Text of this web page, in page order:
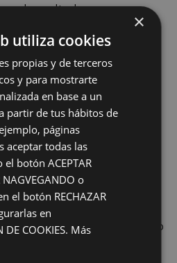
el resultado es
y estético.
duradero.Si el tratamiento
el pelo crecerá sin
caerse. Además, los
paciente, por lo que
precio de injerto capilar
para la mayoría de los
Contamos con un equipo
en el sector.
×
utiliza cookies
propias y de terceros
y para mostrarte
en base a un
partir de tus hábitos de
páginas
aceptar todas las
botón ACEPTAR
NAGVEGANDO o
el botón RECHAZAR
en
DE COOKIES. Más